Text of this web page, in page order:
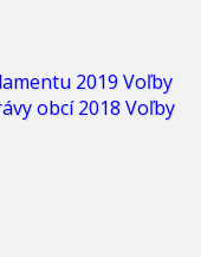
2019Voľby
obcí 2018Voľby